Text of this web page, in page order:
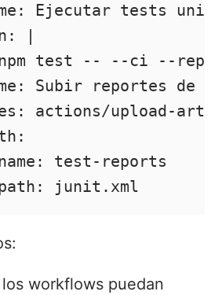
Ejecutar tests
|
test -- --ci --
Subir reportes de
actions/upload-
test-reports
junit.xml
workflows puedan